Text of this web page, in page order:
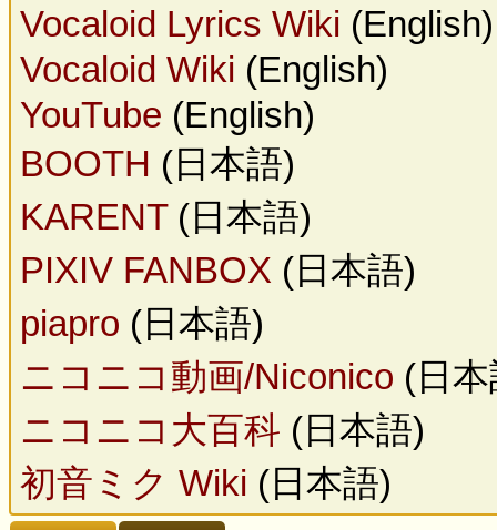
Vocaloid Lyrics Wiki (English)
Vocaloid Wiki (English)
YouTube (English)
BOOTH (日本語)
KARENT(日本語)
PIXIV FANBOX (日本語)
piapro (日本語)
ニコニコ動画/Niconico (日
ニコニコ大百科 (日本語)
初音ミク Wiki (日本語)